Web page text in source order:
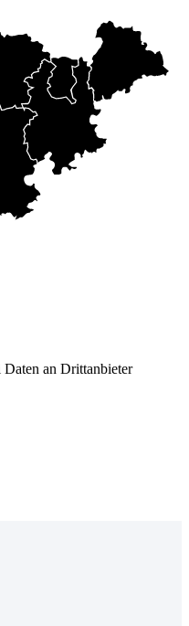
Daten an Drittanbieter